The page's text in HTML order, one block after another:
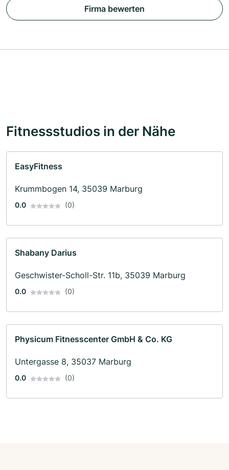
Firma bewerten
Fitnessstudios in der Nähe
EasyFitness
Krummbogen 14, 35039 Marburg
0.0 (0)
Shabany Darius
Geschwister-Scholl-Str. 11b, 35039 Marburg
0.0 (0)
Physicum Fitnesscenter GmbH & Co. KG
Untergasse 8, 35037 Marburg
0.0 (0)